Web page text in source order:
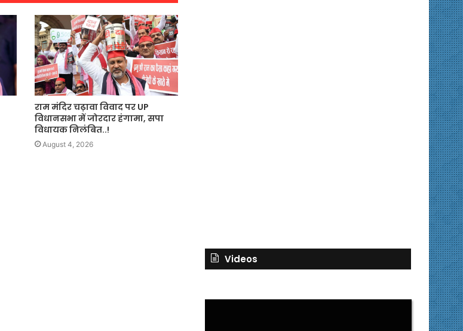
राम मंदिर चढ़ावा विवाद पर UP
विधानसभा में जोरदार हंगामा, सपा
विधायक निलंबित..!
August 4, 2026
Videos